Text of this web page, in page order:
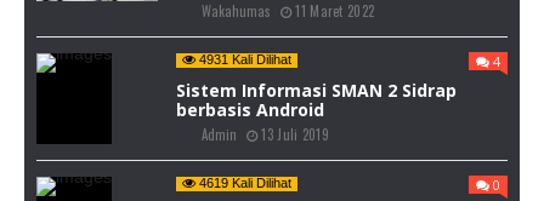
Wakahumas 11 Maret 2022
4931 Kali Dilihat 4
Sistem Informasi SMAN 2 Sidrap
berbasis Android
Admin 13 Juli 2019
4619 Kali Dilihat 0